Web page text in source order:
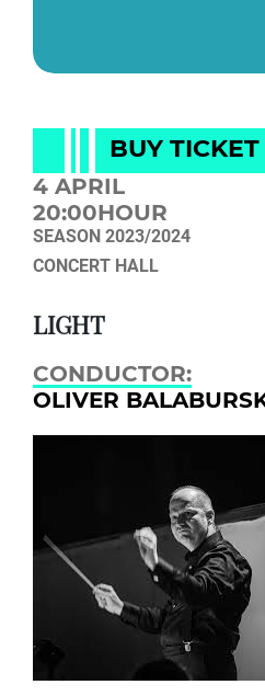
BUY TICKET
4 APRIL
20:00HOUR
SEASON 2023/2024
CONCERT HALL
LIGHT
CONDUCTOR:
OLIVER